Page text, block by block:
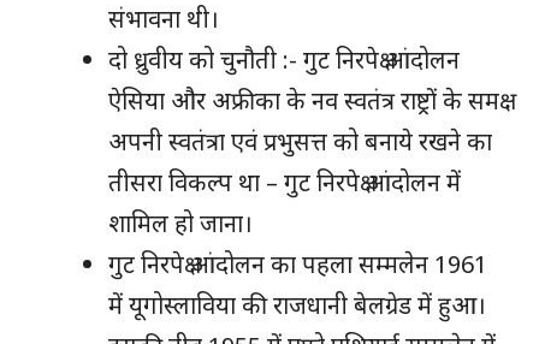
संभावना थी।
दो ध्रुवीय को चुनौती :- गुट निरपेक्ष आंदोलन
ऐसिया और अफ्रीका के नव स्वतंत्र राष्ट्रों के समक्ष
अपनी स्वतंत्रा एवं प्रभुसत्त को बनाये रखने का
तीसरा विकल्प था – गुट निरपेक्ष आंदोलन में
शामिल हो जाना।
गुट निरपेक्ष आंदोलन का पहला सम्मलेन 1961
में यूगोस्लाविया की राजधानी बेलग्रेड में हुआ।